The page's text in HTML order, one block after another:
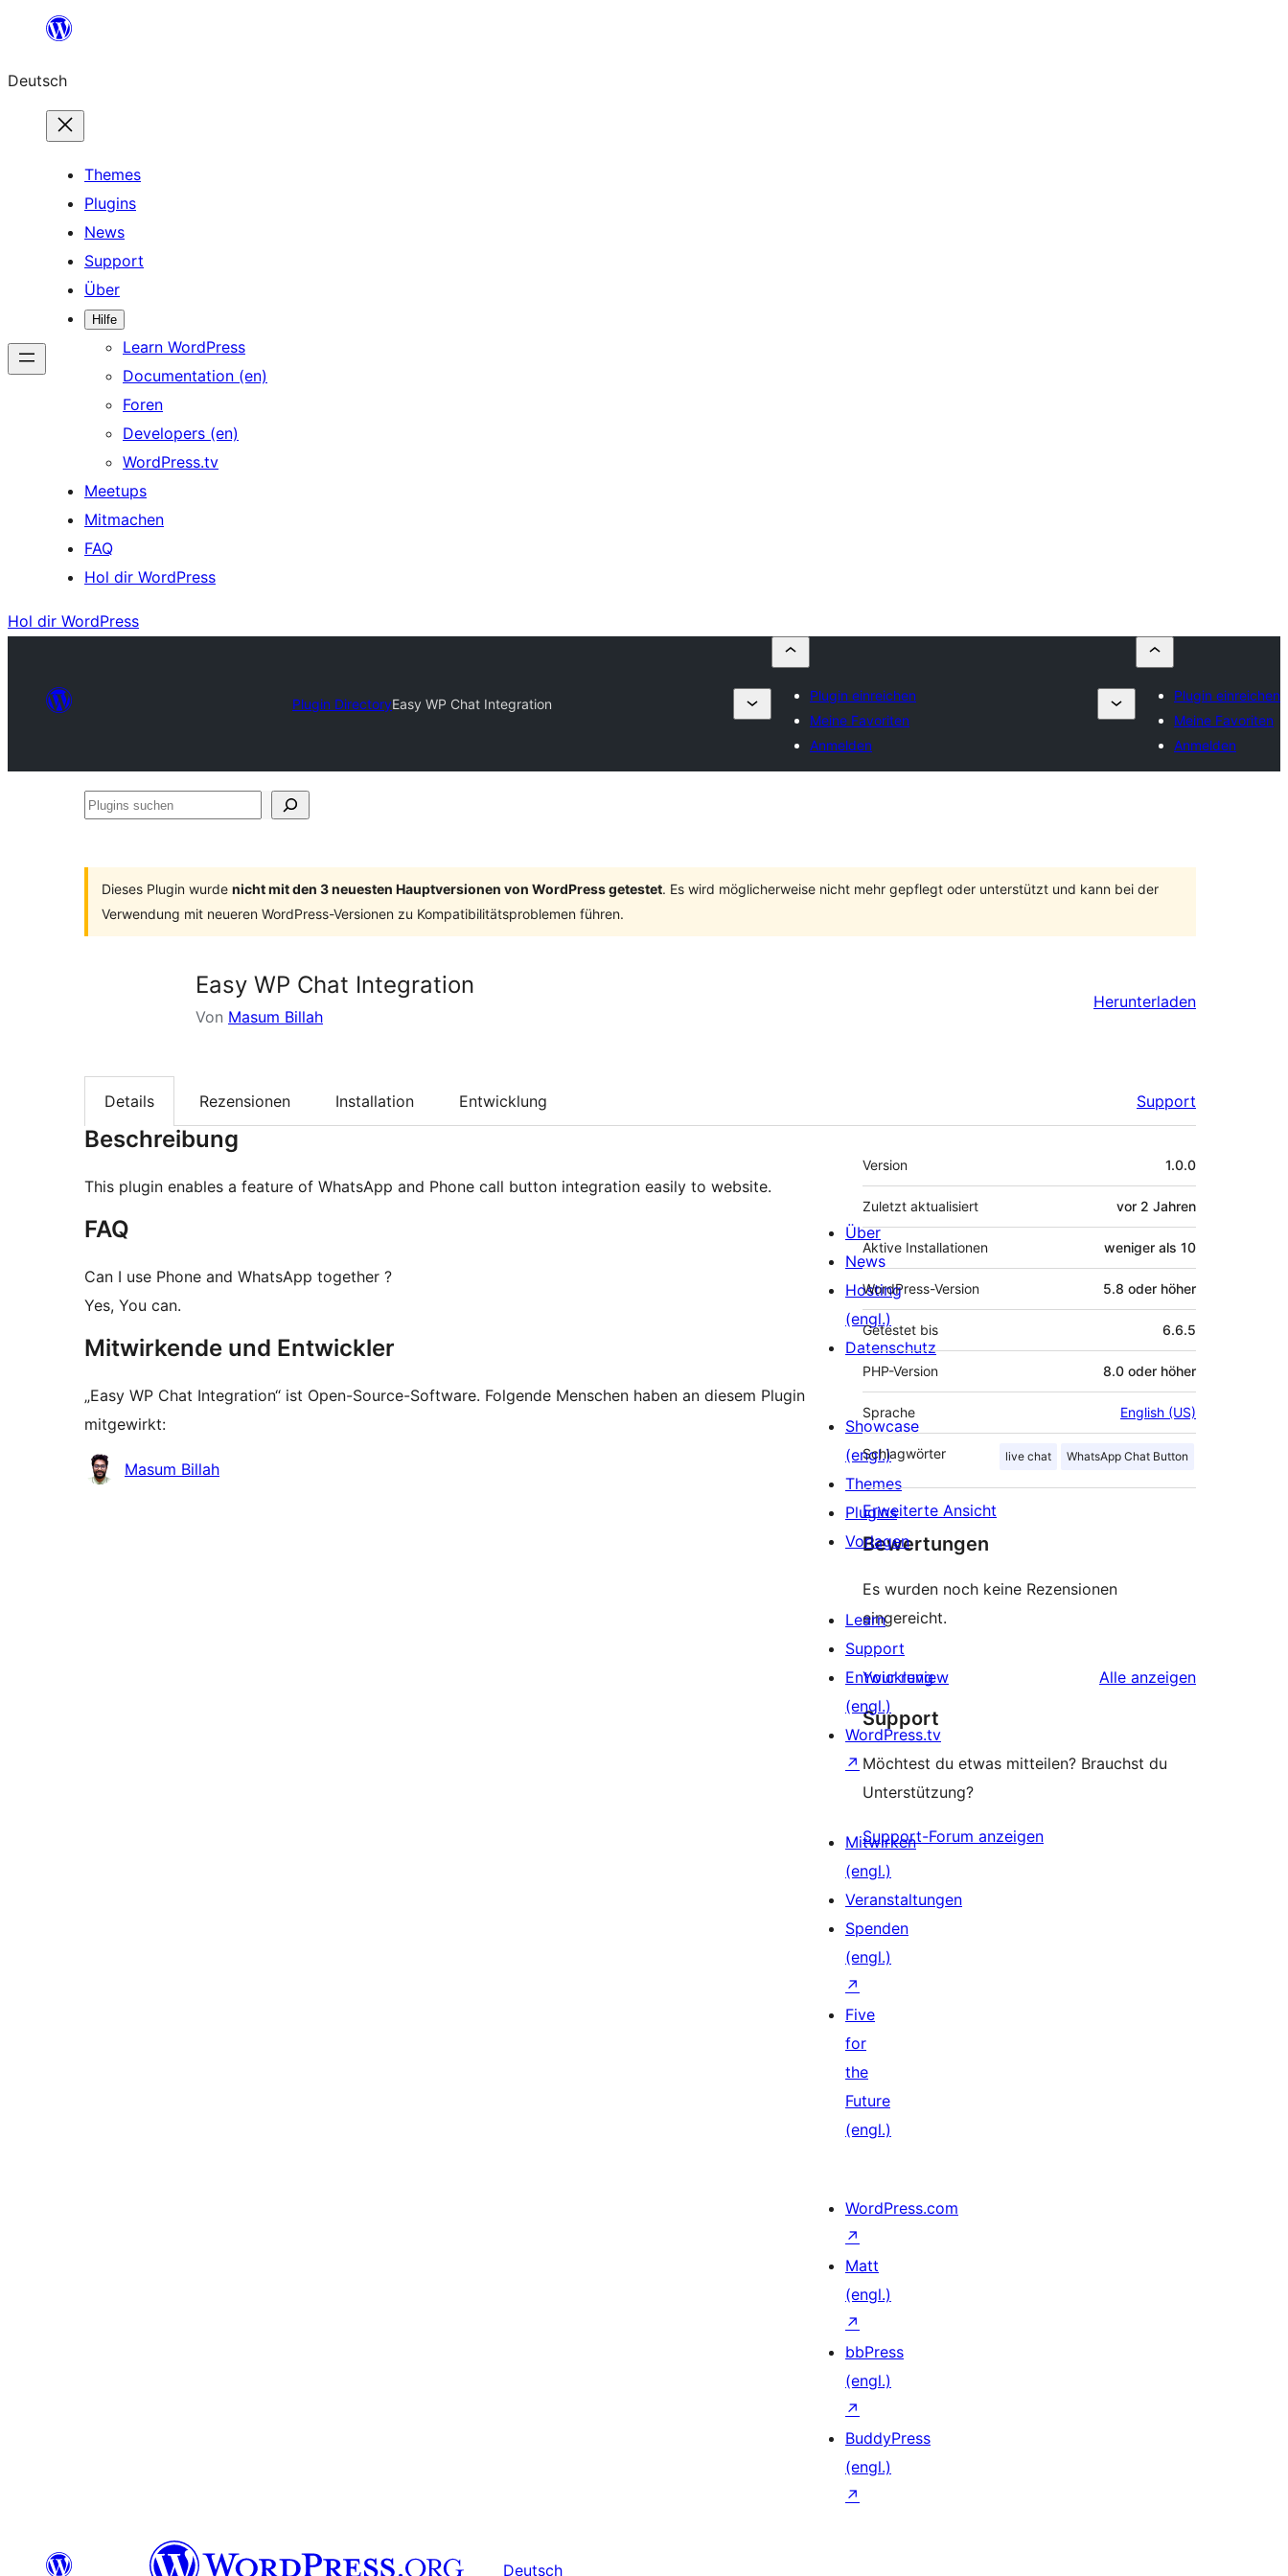
springen
Deutsch
Themes
Plugins
News
Support
Über
Hilfe
Learn WordPress
Documentation (en)
Foren
Developers (en)
WordPress.tv
Meetups
Mitmachen
FAQ
Hol dir WordPress
Hol dir WordPress
Plugin DirectoryEasy WP Chat Integration
Plugin einreichen
Meine Favoriten
Anmelden
Plugin einreichen
Meine Favoriten
Anmelden
Plugins
Dieses Plugin wurde nicht mit den 3 neuesten Hauptversionen von WordPress getestet. Es wird möglicherweise nicht mehr gepflegt oder unterstützt und kann bei der
Verwendung mit neueren WordPress-Versionen zu Kompatibilitätsproblemen führen.
Easy WP Chat Integration
Von Masum Billah
Herunterladen
Details Rezensionen Installation Entwicklung Support
Beschreibung
This plugin enables a feature of WhatsApp and Phone call button integration easily to website.
FAQ
Can I use Phone and WhatsApp together ?
Yes, You can.
Mitwirkende und Entwickler
„Easy WP Chat Integration“ ist Open-Source-Software. Folgende Menschen haben an diesem Plugin
mitgewirkt:
Mitwirkende
Masum Billah
Meta
Version 1.0.0
Zuletzt aktualisiert vor 2 Jahren
Aktive Installationen weniger als 10
WordPress-Version 5.8 oder höher
Getestet bis 6.6.5
PHP-Version 8.0 oder höher
Sprache English (US)
Schlagwörter live chat WhatsApp Chat Button
Erweiterte Ansicht
Bewertungen
Es wurden noch keine Rezensionen
eingereicht.
Your review Alle Rezensionen
anzeigen
Support
Möchtest du etwas mitteilen? Brauchst du
Unterstützung?
Support-Forum anzeigen
Über
News
Hosting
(engl.)
Datenschutz
Showcase
(engl.)
Themes
Plugins
Vorlagen
Learn
Support
Entwicklung
(engl.)
WordPress.tv
↗
Mitwirken
(engl.)
Veranstaltungen
Spenden
(engl.)
↗
Five
for
the
Future
(engl.)
WordPress.com
↗
Matt
(engl.)
↗
bbPress
(engl.)
↗
BuddyPress
(engl.)
↗
Deutsch